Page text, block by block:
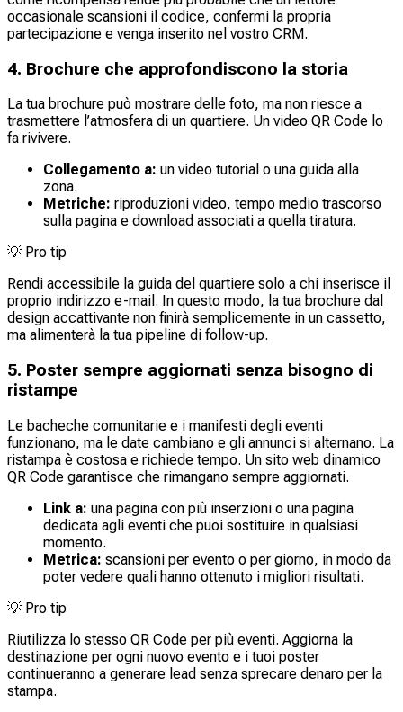
occasionale scansioni il codice, confermi la propria
partecipazione e venga inserito nel vostro CRM.
4. Brochure che approfondiscono la storia
La tua brochure può mostrare delle foto, ma non riesce a
trasmettere l’atmosfera di un quartiere. Un video QR Code lo
fa rivivere.
Collegamento a: un video tutorial o una guida alla
zona.
Metriche: riproduzioni video, tempo medio trascorso
sulla pagina e download associati a quella tiratura.
💡 Pro tip
Rendi accessibile la guida del quartiere solo a chi inserisce il
proprio indirizzo e-mail. In questo modo, la tua brochure dal
design accattivante non finirà semplicemente in un cassetto,
ma alimenterà la tua pipeline di follow-up.
5. Poster sempre aggiornati senza bisogno di
ristampe
Le bacheche comunitarie e i manifesti degli eventi
funzionano, ma le date cambiano e gli annunci si alternano. La
ristampa è costosa e richiede tempo. Un sito web dinamico
QR Code garantisce che rimangano sempre aggiornati.
Link a: una pagina con più inserzioni o una pagina
dedicata agli eventi che puoi sostituire in qualsiasi
momento.
Metrica: scansioni per evento o per giorno, in modo da
poter vedere quali hanno ottenuto i migliori risultati.
💡 Pro tip
Riutilizza lo stesso QR Code per più eventi. Aggiorna la
destinazione per ogni nuovo evento e i tuoi poster
continueranno a generare lead senza sprecare denaro per la
stampa.